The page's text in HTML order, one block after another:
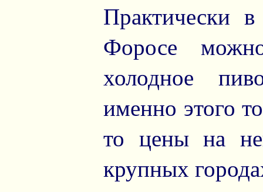
Практически
Форосе
холодное
именно этого
то цены на
крупных